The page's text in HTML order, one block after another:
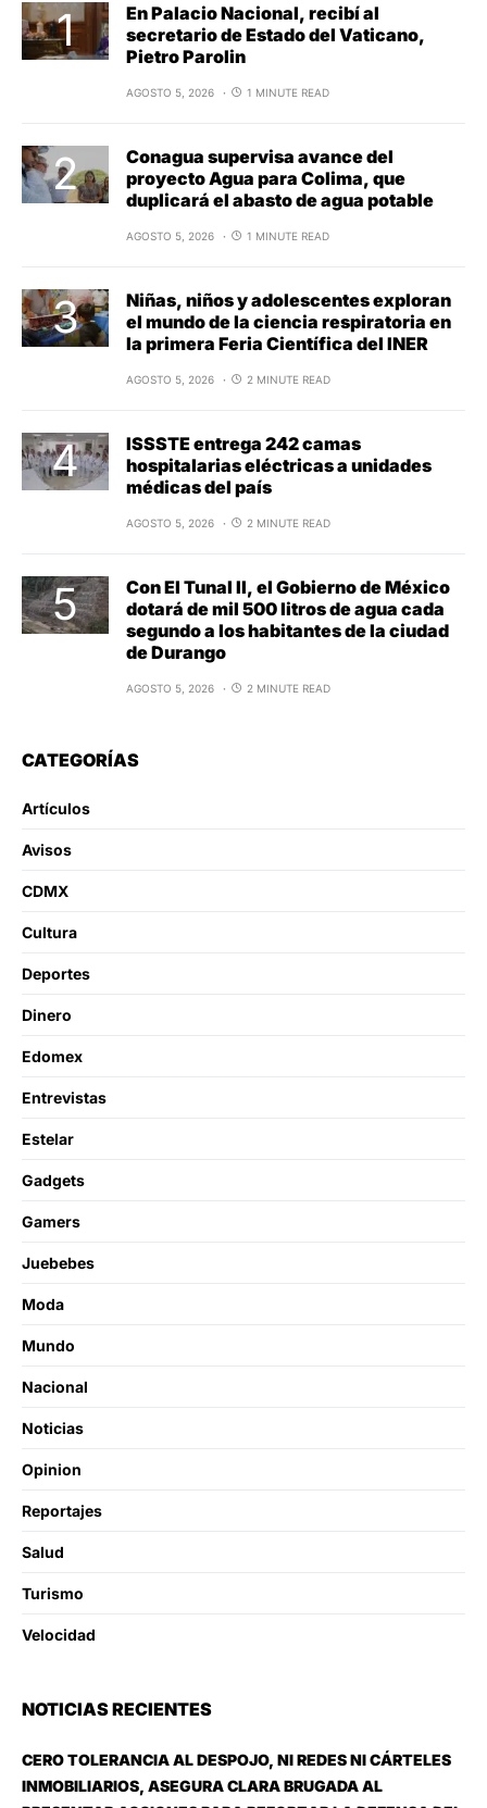
En Palacio Nacional, recibí al
secretario de Estado del Vaticano,
Pietro Parolin
AGOSTO 5, 2026 1 MINUTE READ
Conagua supervisa avance del
proyecto Agua para Colima, que
duplicará el abasto de agua potable
AGOSTO 5, 2026 1 MINUTE READ
Niñas, niños y adolescentes exploran
el mundo de la ciencia respiratoria en
la primera Feria Científica del INER
AGOSTO 5, 2026 2 MINUTE READ
ISSSTE entrega 242 camas
hospitalarias eléctricas a unidades
médicas del país
AGOSTO 5, 2026 2 MINUTE READ
Con El Tunal II, el Gobierno de México
dotará de mil 500 litros de agua cada
segundo a los habitantes de la ciudad
de Durango
AGOSTO 5, 2026 2 MINUTE READ
CATEGORÍAS
Artículos
Avisos
CDMX
Cultura
Deportes
Dinero
Edomex
Entrevistas
Estelar
Gadgets
Gamers
Juebebes
Moda
Mundo
Nacional
Noticias
Opinion
Reportajes
Salud
Turismo
Velocidad
NOTICIAS RECIENTES
CERO TOLERANCIA AL DESPOJO, NI REDES NI CÁRTELES
INMOBILIARIOS, ASEGURA CLARA BRUGADA AL